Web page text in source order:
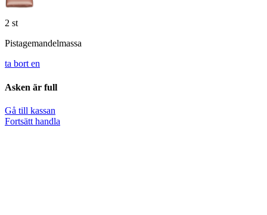
2 st
Pistagemandelmassa
ta bort en
Asken är full
Gå till kassan
Fortsätt handla